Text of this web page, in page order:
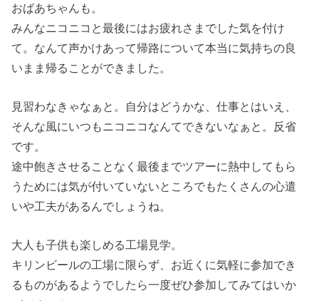
おばあちゃんも。
みんなニコニコと最後にはお疲れさまでした気を付け
て。なんて声かけあって帰路について本当に気持ちの良
いまま帰ることができました。
見習わなきゃなぁと。自分はどうかな、仕事とはいえ、
そんな風にいつもニコニコなんてできないなぁと。反省
です。
途中飽きさせることなく最後までツアーに熱中してもら
うためには気が付いていないところでもたくさんの心遣
いや工夫があるんでしょうね。
大人も子供も楽しめる工場見学。
キリンビールの工場に限らず、お近くに気軽に参加でき
るものがあるようでしたら一度ぜひ参加してみてはいか